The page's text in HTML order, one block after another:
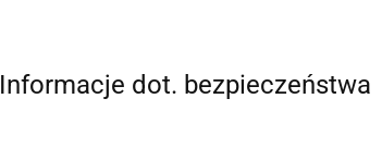
Informacje dot. bezpieczeństwa